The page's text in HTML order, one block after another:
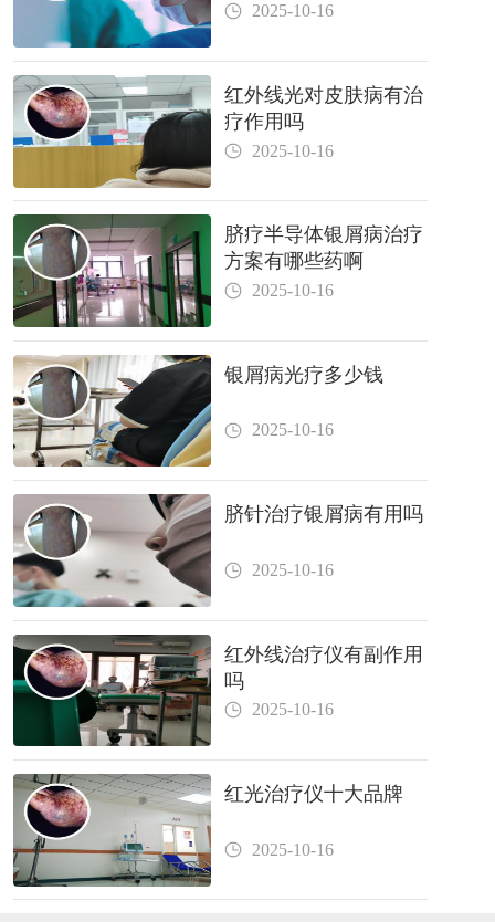
2025-10-16
红外线光对皮肤病有治
疗作用吗
2025-10-16
脐疗半导体银屑病治疗
方案有哪些药啊
2025-10-16
银屑病光疗多少钱
2025-10-16
脐针治疗银屑病有用吗
2025-10-16
红外线治疗仪有副作用
吗
2025-10-16
红光治疗仪十大品牌
2025-10-16